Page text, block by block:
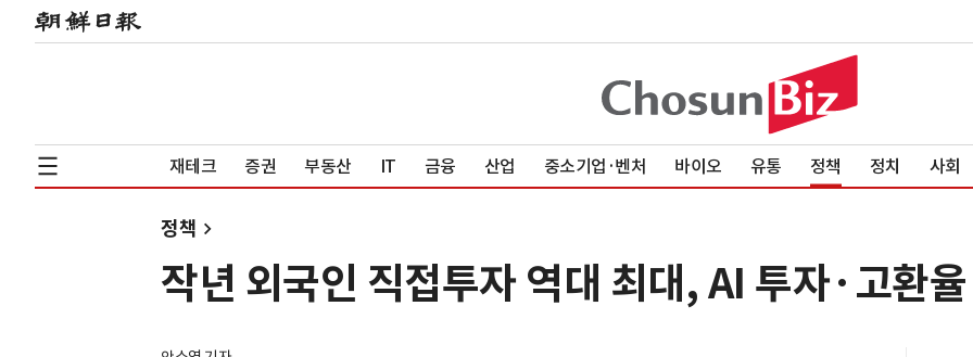
재테크 증권 부동산 IT 금융 산업 중소기업·벤처 바이오 유통 정책 정치 사회
정책
작년 외국인 직접투자 역대 최대, AI 투자·고환